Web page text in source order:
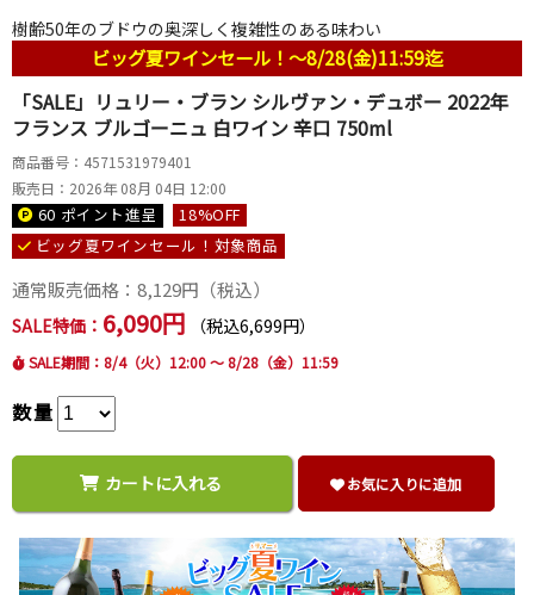
樹齢50年のブドウの奥深しく複雑性のある味わい
ビッグ夏ワインセール！～8/28(金)11:59迄
「SALE」リュリー・ブラン シルヴァン・デュボー 2022年
フランス ブルゴーニュ 白ワイン 辛口 750ml
商品番号：4571531979401
販売日：2026年 08月 04日 12:00
60 ポイント進呈 18%OFF
ビッグ夏ワインセール！対象商品
通常販売価格： 8,129円（税込）
SALE特価： 6,090円 （税込6,699円）
SALE期間：8/4（火）12:00 ～ 8/28（金）11:59
数量
カートに入れる お気に入りに追加